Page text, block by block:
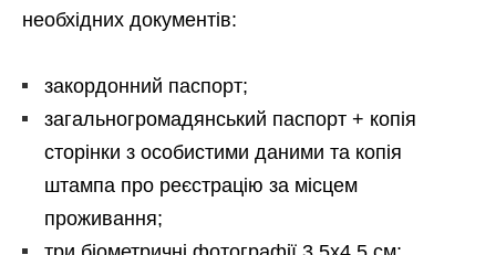
необхідних документів:
закордонний паспорт;
загальногромадянський паспорт + копія
сторінки з особистими даними та копія
штампа про реєстрацію за місцем
проживання;